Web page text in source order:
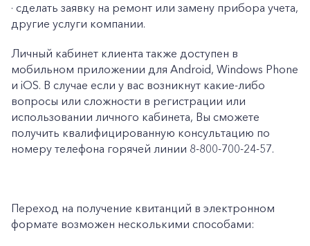
· сделать заявку на ремонт или замену прибора учета,
другие услуги компании.
Личный кабинет клиента также доступен в
мобильном приложении для Android, Windows Phone
и iOS. В случае если у вас возникнут какие-либо
вопросы или сложности в регистрации или
использовании личного кабинета, Вы сможете
получить квалифицированную консультацию по
номеру телефона горячей линии 8-800-700-24-57.
Переход на получение квитанций в электронном
формате возможен несколькими способами: